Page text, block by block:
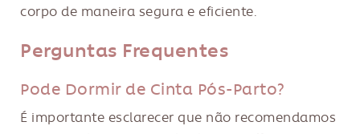
corpo de maneira segura e eficiente.
Perguntas Frequentes
Pode Dormir de Cinta Pós-Parto?
É importante esclarecer que não recomendamos